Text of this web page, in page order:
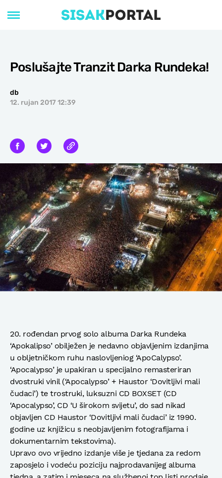
Poslušajte Tranzit Darka Rundeka!
db
12. rujan 2017 12:39
20. rođendan prvog solo albuma Darka Rundeka
‘Apokalipso’ obilježen je nedavno objavljenim izdanjima
u obljetničkom ruhu naslovljeniog ‘ApoCalypso’.
‘Apocalypso’ je upakiran u specijalno remasteriran
dvostruki vinil (‘Apocalypso’ + Haustor ‘Dovitljivi mali
čudaci’) te trostruki, luksuzni CD BOXSET (CD
‘Apocalypso’, CD ‘U širokom svijetu’, do sad nikad
objavljen CD Haustor ‘Dovitljivi mali čudaci’ iz 1990.
godine uz knjižicu s neobjavljenim fotografijama i
dokumentarnim tekstovima).
Upravo ovo vrijedno izdanje više je tjedana za redom
zaposjelo i vodeću poziciju najprodavanijeg albuma